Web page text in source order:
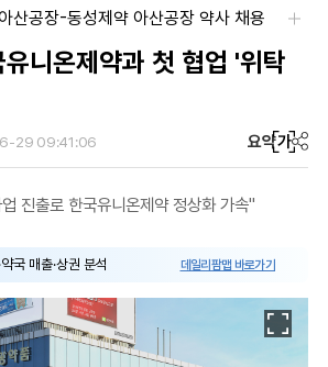
산공장-동성제약 아산공장 약사 채용
니온제약과 첫 협업 '위탁
29 09:41:06 요약가
진출로 한국유니온제약 정상화 가속"
국 매출·상권 분석 데일리팜맵 바로가기